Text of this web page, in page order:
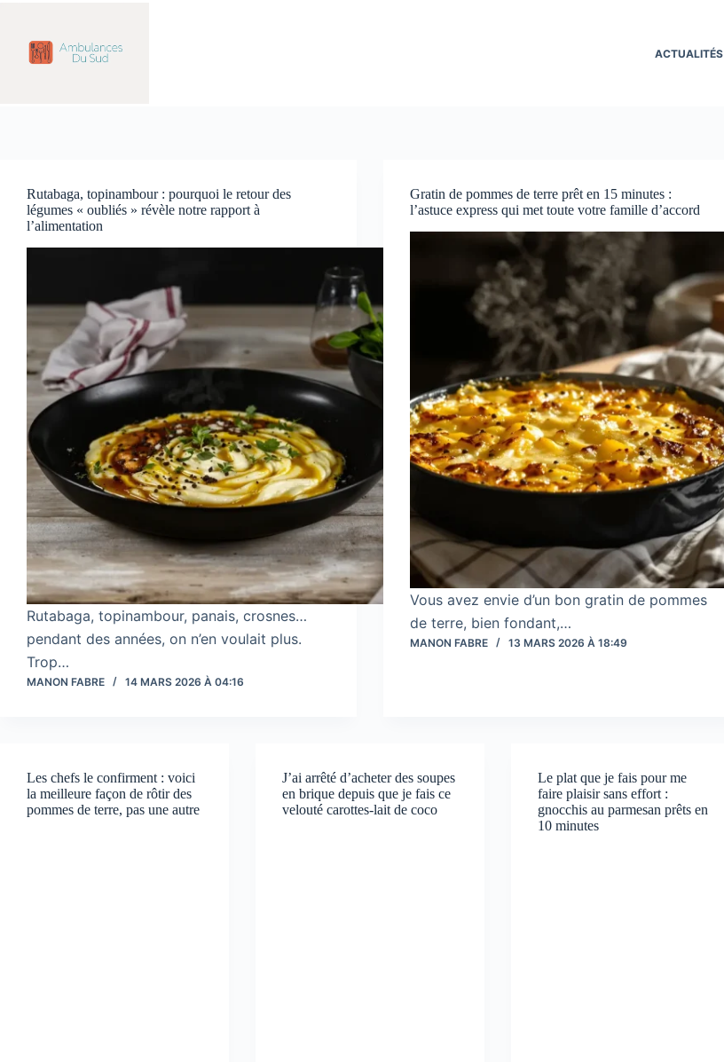
contenu
ACTUALITÉS
Rutabaga, topinambour : pourquoi le retour des
légumes « oubliés » révèle notre rapport à
l’alimentation
Rutabaga, topinambour, panais, crosnes…
pendant des années, on n’en voulait plus.
Trop…
MANON FABRE 14 MARS 2026 À 04:16
Gratin de pommes de terre prêt en 15 minutes :
l’astuce express qui met toute votre famille d’accord
Vous avez envie d’un bon gratin de pommes
de terre, bien fondant,…
MANON FABRE 13 MARS 2026 À 18:49
Les chefs le confirment : voici
la meilleure façon de rôtir des
pommes de terre, pas une autre
J’ai arrêté d’acheter des soupes
en brique depuis que je fais ce
velouté carottes-lait de coco
Le plat que je fais pour me
faire plaisir sans effort :
gnocchis au parmesan prêts en
10 minutes